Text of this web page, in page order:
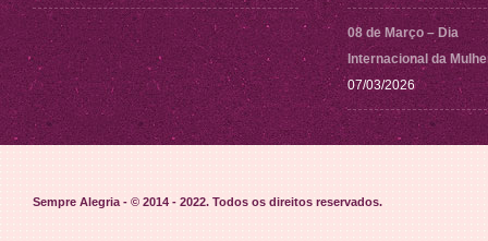
08 de Março – Dia
Internacional da
07/03/2026
Sempre Alegria - © 2014 - 2022. Todos os direitos reservados.